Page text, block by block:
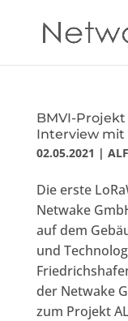
BMVI-
Interview mit
02.05.2021 |
Die erste
Netwake
auf dem
und
der Netwake
zum Projekt